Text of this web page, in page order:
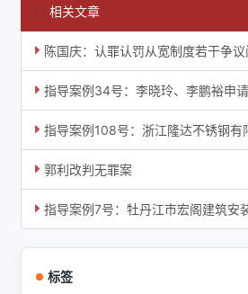
相关文章
陈国庆：认罪认罚从宽制度若干争议
指导案例34号：李晓玲、李鹏裕申请执行厦门海洋实业（集团
指导案例108号：浙江隆达不锈钢有限公司诉A.P.穆勒-马士基
郭利改判无罪案
指导案例7号：牡丹江市宏阁建筑安装有限责任公司诉牡丹江
标签